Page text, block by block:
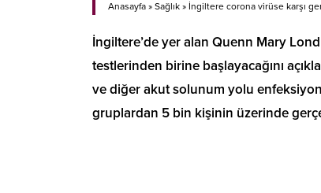
Anasayfa » Sağlık » İngiltere corona virüse karşı
İngiltere’de yer alan Quenn Mary
testlerinden birine başlayacağını
ve diğer akut solunum yolu
gruplardan 5 bin kişinin üzerinde